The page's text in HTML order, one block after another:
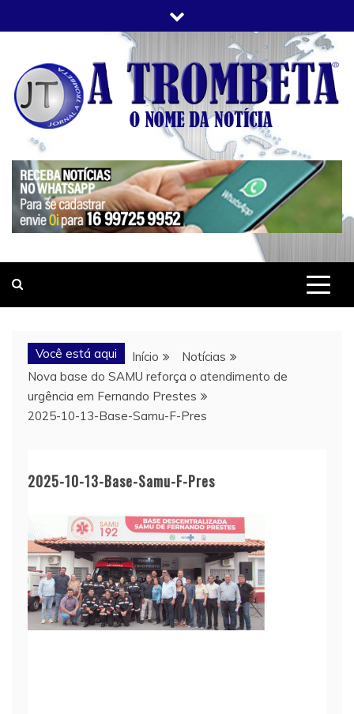
to
JORNAL A TROMBETA
O Nome da Notícia
Você está aqui Início
Notícias
Nova base do SAMU reforça o atendimento de
urgência em Fernando Prestes
2025-10-13-Base-Samu-F-Pres
2025-10-13-Base-Samu-F-Pres